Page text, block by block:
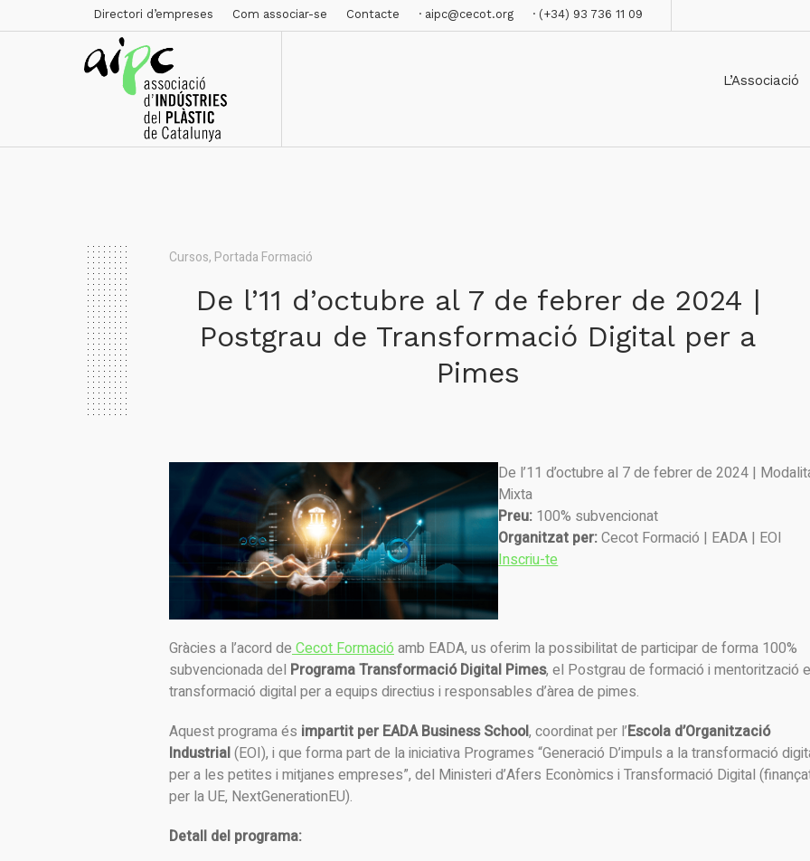
Directori d’empreses Com associar-se Contacte · aipc@cecot.org · (+34) 93 736 11 09
L’Associació
Cursos, Portada Formació
De l’11 d’octubre al 7 de febrer de 2024 |
Postgrau de Transformació Digital per a
Pimes
De l’11 d’octubre al 7 de febrer de 2024 |
Mixta
Preu: 100% subvencionat
Organitzat per:Cecot Formació | EADA | EOI
Inscriu-te
Gràcies a l’acord de Cecot Formació amb EADA, us oferim la possibilitat de participar de forma 100%
subvencionada del Programa Transformació Digital Pimes, el Postgrau de formació i mentorització
transformació digital per a equips directius i responsables d’àrea de pimes.
Aquest programa és impartit per EADA Business School, coordinat per l’Escola d’Organització
Industrial(EOI), i que forma part de la iniciativa Programes “Generació D’impuls a la transformació
per a les petites i mitjanes empreses”, del Ministeri d’Afers Econòmics i Transformació Digital
per la UE, NextGenerationEU).
Detall del programa: